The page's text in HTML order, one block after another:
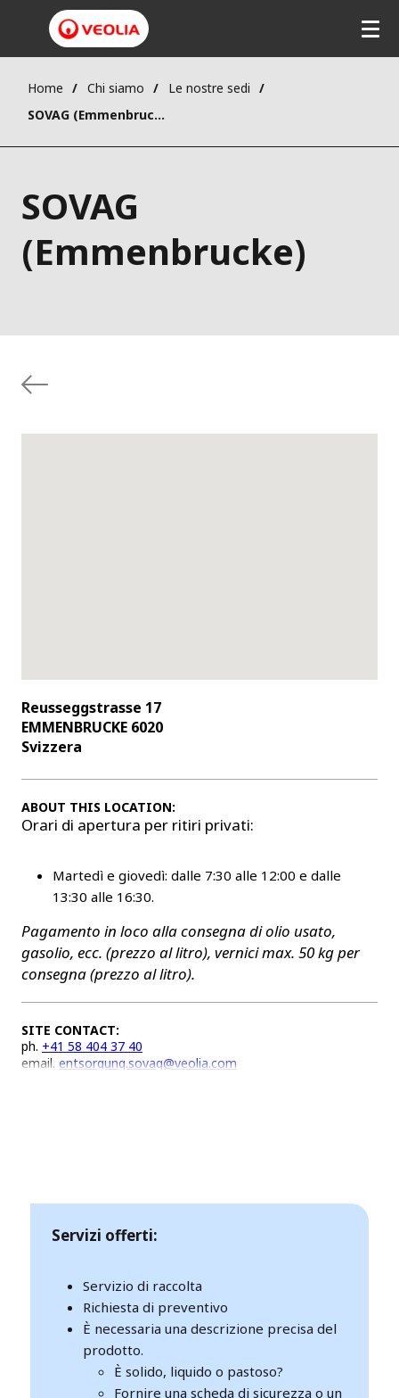
Home Chi siamo
Le nostre sedi
SOVAG (Emmenbrucke)
SOVAG
(Emmenbrucke)
Reusseggstrasse 17
EMMENBRUCKE 6020
Svizzera
ABOUT THIS LOCATION:
Orari di apertura per ritiri privati:
Martedì e giovedì: dalle 7:30 alle 12:00 e dalle
13:30 alle 16:30.
Pagamento in loco alla consegna di olio usato,
gasolio, ecc. (prezzo al litro), vernici max. 50 kg per
consegna (prezzo al litro).
SITE CONTACT:
ph. +41 58 404 37 40
email. entsorgung.sovag@veolia.com
Servizi offerti:
Servizio di raccolta
Richiesta di preventivo
È necessaria una descrizione precisa del
prodotto.
È solido, liquido o pastoso?
Fornire una scheda di sicurezza o un